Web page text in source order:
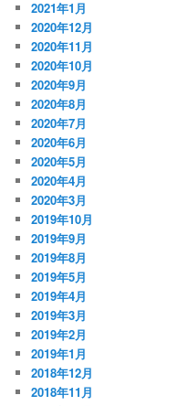
2021年1月
2020年12月
2020年11月
2020年10月
2020年9月
2020年8月
2020年7月
2020年6月
2020年5月
2020年4月
2020年3月
2019年10月
2019年9月
2019年8月
2019年5月
2019年4月
2019年3月
2019年2月
2019年1月
2018年12月
2018年11月